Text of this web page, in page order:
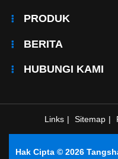
PRODUK
BERITA
HUBUNGI KAMI
Links | Sitemap |
Hak Cipta © 2026